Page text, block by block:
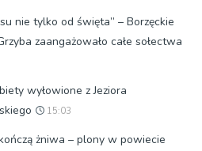
nie tylko od święta” – Borzęckie
zaangażowało całe sołectwa
wyłowione z Jeziora
15:03
żniwa – plony w powiecie